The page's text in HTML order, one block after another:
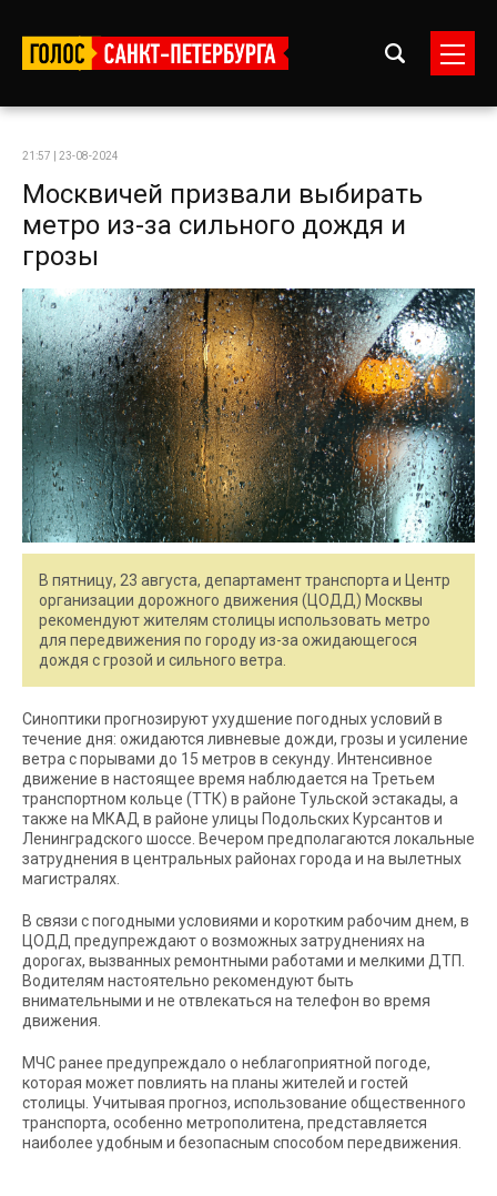
21:57 | 23-08-2024
Москвичей призвали выбирать
метро из-за сильного дождя и
грозы
В пятницу, 23 августа, департамент транспорта и Центр
организации дорожного движения (ЦОДД) Москвы
рекомендуют жителям столицы использовать метро
для передвижения по городу из-за ожидающегося
дождя с грозой и сильного ветра.
Синоптики прогнозируют ухудшение погодных условий в
течение дня: ожидаются ливневые дожди, грозы и усиление
ветра с порывами до 15 метров в секунду. Интенсивное
движение в настоящее время наблюдается на Третьем
транспортном кольце (ТТК) в районе Тульской эстакады, а
также на МКАД в районе улицы Подольских Курсантов и
Ленинградского шоссе. Вечером предполагаются локальные
затруднения в центральных районах города и на вылетных
магистралях.
В связи с погодными условиями и коротким рабочим днем, в
ЦОДД предупреждают о возможных затруднениях на
дорогах, вызванных ремонтными работами и мелкими ДТП.
Водителям настоятельно рекомендуют быть
внимательными и не отвлекаться на телефон во время
движения.
МЧС ранее предупреждало о неблагоприятной погоде,
которая может повлиять на планы жителей и гостей
столицы. Учитывая прогноз, использование общественного
транспорта, особенно метрополитена, представляется
наиболее удобным и безопасным способом передвижения.